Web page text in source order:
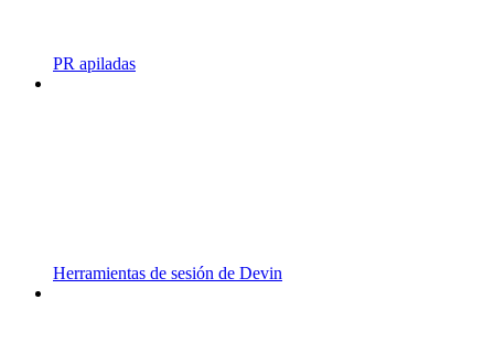
PR apiladas
Herramientas de sesión de Devin